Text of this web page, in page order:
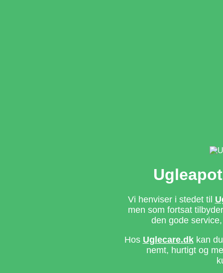
Vi henviser i stedet til
men som fortsat
den gode
Hos Uglecare.dkkan du
nemt, hurtigt og